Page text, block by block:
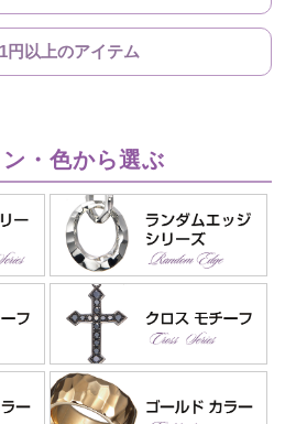
円以上のアイテム
・色から選ぶ